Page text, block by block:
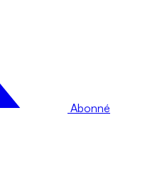
Abonné